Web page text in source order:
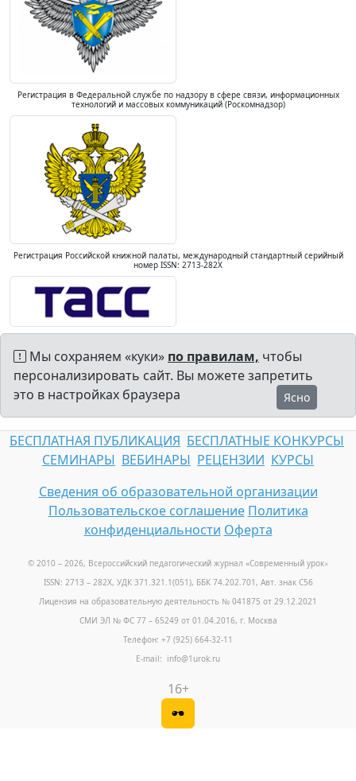
Регистрация в Федеральной службе по надзору в сфере связи, информационных
технологий и массовых коммуникаций (Роскомнадзор)
Регистрация Российской книжной палаты, международный стандартный серийный
номер ISSN: 2713-282X
Мы сохраняем «куки» по правилам, чтобы
персонализировать сайт. Вы можете запретить
это в настройках браузера
Ясно
БЕСПЛАТНАЯ ПУБЛИКАЦИЯ БЕСПЛАТНЫЕ КОНКУРСЫ
СЕМИНАРЫ ВЕБИНАРЫ РЕЦЕНЗИИ КУРСЫ
Сведения об образовательной организации
Пользовательское соглашение Политика
конфиденциальности Оферта
© 2010 – 2026, Всероссийский педагогический журнал «Современный урок»
ISSN: 2713 – 282X, УДК 371.321.1(051), ББК 74.202.701, Авт. знак С56
Лицензия на образовательную деятельность № 041875 от 29.12.2021
СМИ ЭЛ № ФС 77 – 65249 от 01.04.2016, г. Москва
Телефон: +7 (925) 664-32-11
E-mail: info@1urok.ru
16+